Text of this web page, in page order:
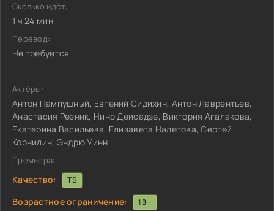
Сколько идёт:
1 ч 24 мин
Перевод:
Не требуется
Актёры:
Антон Пампушный, Евгений Сидихин, Антон Лаврентьев,
Анастасия Резник, Нино Деисадзе, Виктория Агалакова,
Екатерина Васильева, Елизавета Налетова, Сергей
Корнилин, Эндрю Уинн
Премьера:
Качество: TS
Возрастное ограничение: 18+